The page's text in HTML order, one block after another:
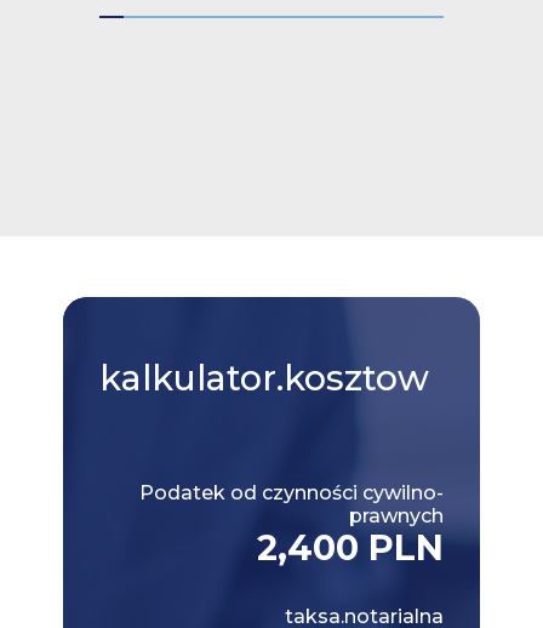
kalkulator.kosztow
Podatek od czynności cywilno-
prawnych
2,400 PLN
taksa.notarialna